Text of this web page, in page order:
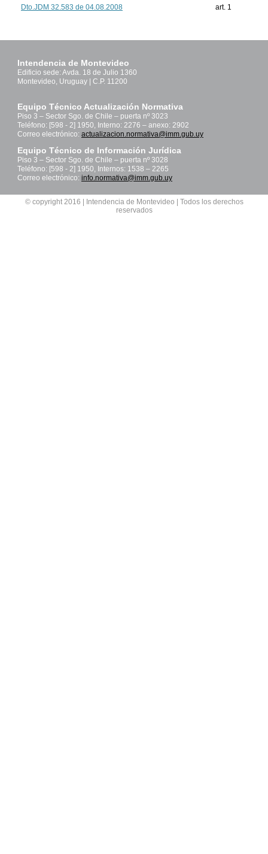
Dto.JDM 32.583 de 04.08.2008 art. 1
Intendencia de Montevideo
Edificio sede: Avda. 18 de Julio 1360
Montevideo, Uruguay | C.P. 11200
Equipo Técnico Actualización Normativa
Piso 3 – Sector Sgo. de Chile – puerta nº 3023
Teléfono: [598 - 2] 1950, Interno: 2276 – anexo: 2902
Correo electrónico: actualizacion.normativa@imm.gub.uy
Equipo Técnico de Información Jurídica
Piso 3 – Sector Sgo. de Chile – puerta nº 3028
Teléfono: [598 - 2] 1950, Internos: 1538 – 2265
Correo electrónico: info.normativa@imm.gub.uy
© copyright 2016 | Intendencia de Montevideo | Todos los derechos
reservados